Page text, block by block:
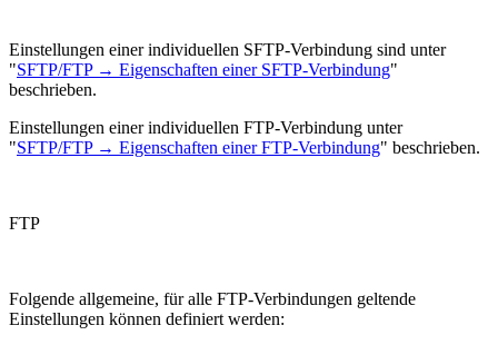
Einstellungen einerindividuellen SFTP-Verbindung sind unter
"SFTP/FTP → Eigenschaften einer SFTP-Verbindung"
beschrieben.
Einstellungen einerindividuellen FTP-Verbindung unter
"SFTP/FTP → Eigenschaften einer FTP-Verbindung" beschrieben.
FTP
Folgende allgemeine, für alle FTP-Verbindungen geltende
Einstellungen können definiert werden: